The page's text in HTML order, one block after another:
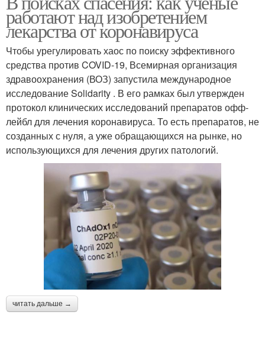
работают над изобретением
лекарства от коронавируса
Чтобы урегулировать хаос по поиску эффективного
средства против COVID-19, Всемирная организация
здравоохранения (ВОЗ) запустила международное
исследование Solidarity . В его рамках был утвержден
протокол клинических исследований препаратов офф-
лейбл для лечения коронавируса. То есть препаратов, не
созданных с нуля, а уже обращающихся на рынке, но
использующихся для лечения других патологий.
читать дальше →